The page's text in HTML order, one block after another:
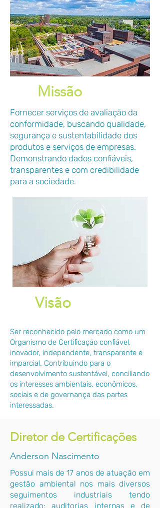
Missão
Fornecer serviços de avaliação da
conformidade, buscando qualidade,
segurança e sustentabilidade dos
produtos e serviços de empresas.
Demonstrando dados confiáveis,
transparentes e com credibilidade
para a sociedade.
Visão
Ser reconhecido pelo mercado como um
Organismo de Certificação confiável,
inovador, independente, transparente e
imparcial. Contribuindo para o
desenvolvimento sustentável, conciliando
os interesses ambientais, econômicos,
sociais e de governança das partes
interessadas.
Diretor de Certificações
Anderson Nascimento
Possui mais de 17 anos de atuação em
gestão ambiental nos mais diversos
seguimentos industriais tendo
realizado: auditorias internas e de